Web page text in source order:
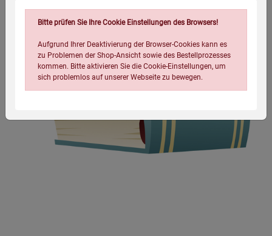
Bitte prüfen Sie Ihre Cookie Einstellungen des Browsers!
Aufgrund Ihrer Deaktivierung der Browser-Cookies kann es
zu Problemen der Shop-Ansicht sowie des Bestellprozesses
kommen. Bitte aktivieren Sie die Cookie-Einstellungen, um
sich problemlos auf unserer Webseite zu bewegen.